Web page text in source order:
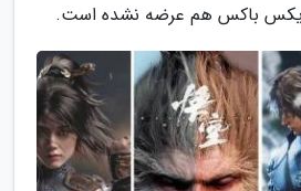
ایکس باکس هم عرضه نشده است.